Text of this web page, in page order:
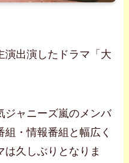
演出演したドラマ「大
ジャニーズ嵐のメンバ
・情報番組と幅広く
久しぶりとなりま